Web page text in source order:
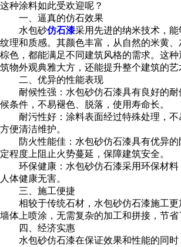
这种涂料如此受欢迎呢？
一、逼真的仿石效果
水包砂仿石漆采用先进的纳米技术，
纹理和质感。其颜色丰富，从自然的米黄、
棕色，都能满足不同建筑风格的需求。这
筑物外观典雅大方，还能提升整个建筑的艺
二、优异的性能表现
耐候性强：水包砂仿石漆具有良好的耐
候条件，不易褪色、脱落，使用寿命长。
耐污性好：涂料表面经过特殊处理，不
方便清洁维护。
防火性能佳：水包砂仿石漆具有优异的
定程度上阻止火势蔓延，保障建筑安全。
环保健康：水包砂仿石漆采用环保材料
人体健康无害。
三、施工便捷
相较于传统石材，水包砂仿石漆施工更
墙体上喷涂，无需复杂的加工和拼接，节省
四、经济实惠
水包砂仿石漆在保证效果和性能的同时